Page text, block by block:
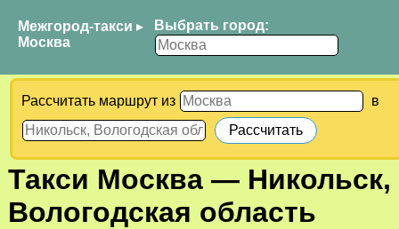
Межгород-такси ▸
Москва
Выбрать город:
Рассчитать маршрут из в
Такси Москва— Никольск,
Вологодская область